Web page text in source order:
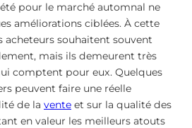
pour le marché automnal ne
améliorations ciblées. À cette
acheteurs souhaitent souvent
mais ils demeurent très
comptent pour eux. Quelques
peuvent faire une réelle
de la vente et sur la qualité des
en valeur les meilleurs atouts